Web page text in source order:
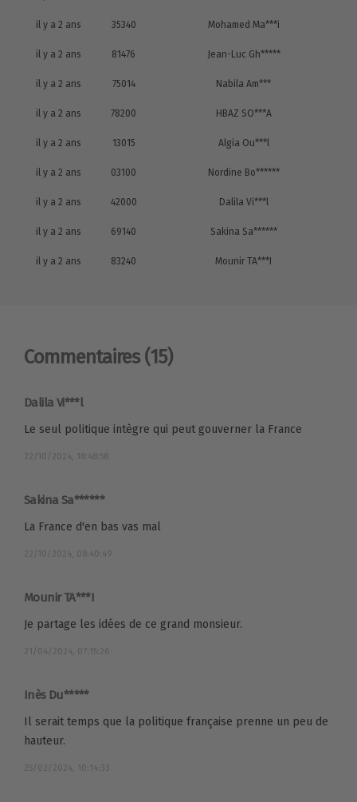
il y a 2 ans 35340 Mohamed Ma***i
il y a 2 ans 81476 Jean-Luc Gh*****
il y a 2 ans 75014 Nabila Am***
il y a 2 ans 78200 HBAZ SO***A
il y a 2 ans 13015 Algia Ou***l
il y a 2 ans 03100 Nordine Bo******
il y a 2 ans 42000 Dalila Vi***l
il y a 2 ans 69140 Sakina Sa******
il y a 2 ans 83240 Mounir TA***I
Commentaires (15)
Dalila Vi***l
Le seul politique intègre qui peut gouverner la France
22/10/2024, 18:48:58
Sakina Sa******
La France d'en bas vas mal
22/10/2024, 08:40:49
Mounir TA***I
Je partage les idées de ce grand monsieur.
21/04/2024, 07:15:26
Inès Du*****
Il serait temps que la politique française prenne un peu de
hauteur.
25/02/2024, 10:14:33